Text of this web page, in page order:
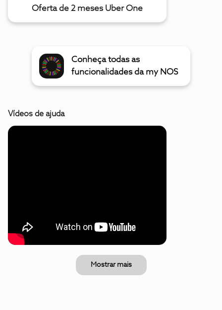
Oferta de 2 meses Uber One
Conheça todas as
funcionalidades da my NOS
Vídeos de ajuda
Mostrar mais